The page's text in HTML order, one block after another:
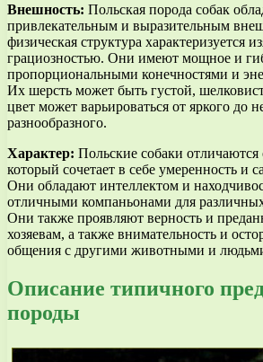
Внешность: Польская порода собак
привлекательным и выразительным
физическая структура характеризуется
грациозностью. Они имеют мощное и
пропорциональными конечностями и
Их шерсть может быть густой,
цвет может варьироваться от яркого до
разнообразного.
Характер: Польские собаки
который сочетает в себе умеренность и
Они обладают интеллектом и
отличными компаньонами для
Они также проявляют верность и
хозяевам, а также внимательность и
общения с другими животными и
Описание типичного
породы